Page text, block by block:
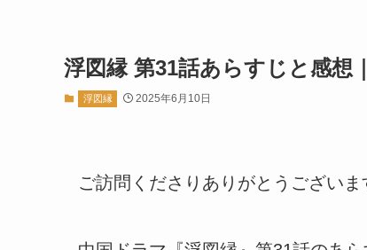
浮図縁 第31話あらすじと感想
浮図縁 2025年6月10日
ご訪問くださりありがとうござい